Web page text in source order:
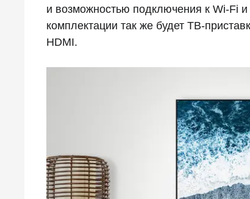
и возможностью подключения к Wi-Fi
комплектации так же будет ТВ-
HDMI.